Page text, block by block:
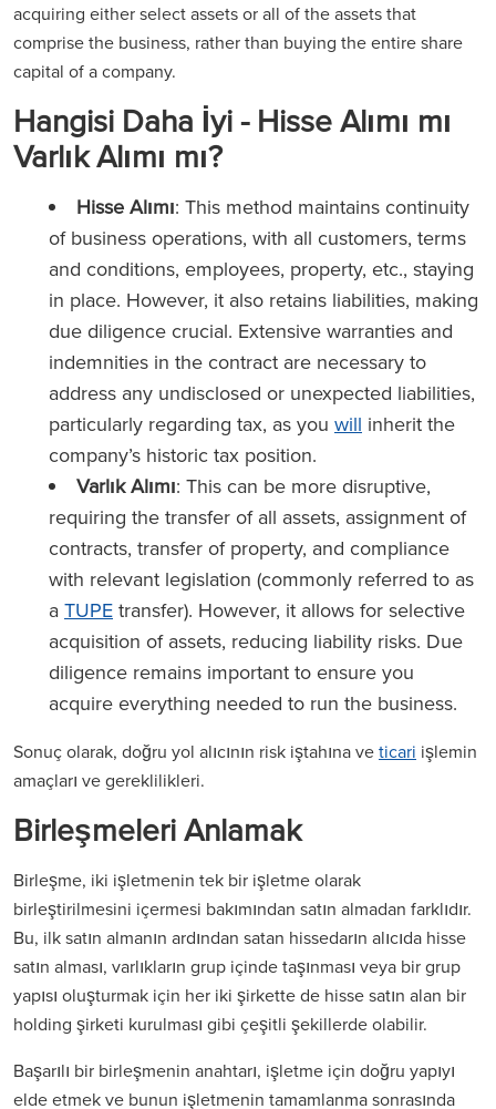
acquiring either select assets or all of the assets that
comprise the business, rather than buying the entire share
capital of a company.
Hangisi Daha İyi - Hisse Alımı mı
Varlık Alımı mı?
Hisse Alımı: This method maintains continuity
of business operations, with all customers, terms
and conditions, employees, property, etc., staying
in place. However, it also retains liabilities, making
due diligence crucial. Extensive warranties and
indemnities in the contract are necessary to
address any undisclosed or unexpected liabilities,
particularly regarding tax, as you will inherit the
company’s historic tax position.
Varlık Alımı: This can be more disruptive,
requiring the transfer of all assets, assignment of
contracts, transfer of property, and compliance
with relevant legislation (commonly referred to as
a TUPE transfer). However, it allows for selective
acquisition of assets, reducing liability risks. Due
diligence remains important to ensure you
acquire everything needed to run the business.
Sonuç olarak, doğru yol alıcının risk iştahına veticari işlemin
amaçları ve gereklilikleri.
Birleşmeleri Anlamak
Birleşme, iki işletmenin tek bir işletme olarak
birleştirilmesini içermesi bakımından satın almadan farklıdır.
Bu, ilk satın almanın ardından satan hissedarın alıcıda hisse
satın alması, varlıkların grup içinde taşınması veya bir grup
yapısı oluşturmak için her iki şirkette de hisse satın alan bir
holding şirketi kurulması gibi çeşitli şekillerde olabilir.
Başarılı bir birleşmenin anahtarı, işletme için doğru yapıyı
elde etmek ve bunun işletmenin tamamlanma sonrasında